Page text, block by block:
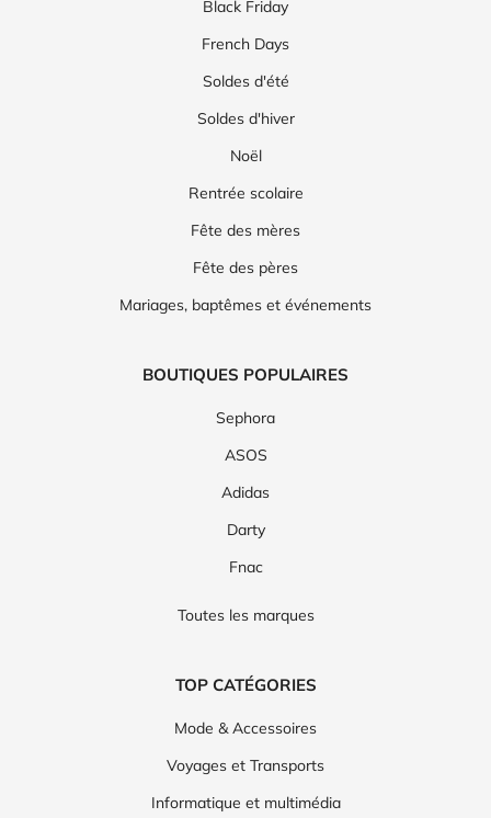
Black Friday
French Days
Soldes d'été
Soldes d'hiver
Noël
Rentrée scolaire
Fête des mères
Fête des pères
Mariages, baptêmes et événements
BOUTIQUES POPULAIRES
Sephora
ASOS
Adidas
Darty
Fnac
Toutes les marques
TOP CATÉGORIES
Mode & Accessoires
Voyages et Transports
Informatique et multimédia